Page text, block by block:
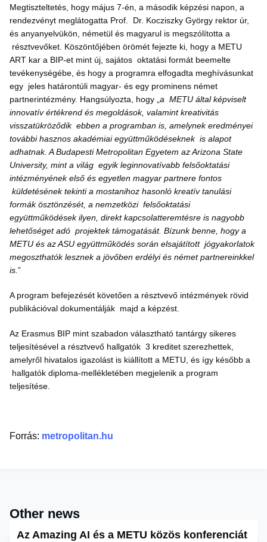
Megtiszteltetés, hogy május 7-én, a második képzési napon, a
rendezvényt meglátogatta Prof. Dr. Kocziszky György rektor úr,
és anyanyelvükön, németül és magyarul is megszólította a
résztvevőket. Köszöntőjében örömét fejezte ki, hogy a METU
ART kar a BIP-et mint új, sajátos oktatási formát beemelte
tevékenységébe, és hogy a programra elfogadta meghívásunkat
egy jeles határontúli magyar- és egy prominens német
partnerintézmény. Hangsúlyozta, hogy „ a METU által képviselt
innovatív értékrend és megoldások, valamint kreativitás
visszatükröződik ebben a programban is, amelynek eredményei
további hasznos akadémiai együttműködéseknek is alapot
adhatnak. A Budapesti Metropolitan Egyetem az Arizona State
University, mint a világ egyik leginnovatívabb felsőoktatási
intézményének első és egyetlen magyar partnere fontos
küldetésének tekinti a mostanihoz hasonló kreatív tanulási
formák ösztönzését, a nemzetközi felsőoktatási
együttműködések ilyen, direkt kapcsolatteremtésre is nagyobb
lehetőséget adó projektek támogatását. Bízunk benne, hogy a
METU és az ASU együttműködés során elsajátított jógyakorlatok
megoszthatók lesznek a jövőben erdélyi és német partnereinkkel
is. ”
A program befejezését követően a résztvevő intézmények rövid
publikációval dokumentálják majd a képzést.
Az Erasmus BIP mint szabadon választható tantárgy sikeres
teljesítésével a résztvevő hallgatók 3 kreditet szerezhettek,
amelyről hivatalos igazolást is kiállított a METU, és így később a
hallgatók diploma-mellékletében megjelenik a program
teljesítése.
Forrás: metropolitan.hu
Other news
Az Amazing AI és a METU közös konferenciát